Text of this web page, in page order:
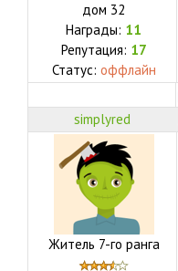
дом 32
Награды: 11
Репутация: 17
Статус: оффлайн
simplyred
Житель 7-го ранга